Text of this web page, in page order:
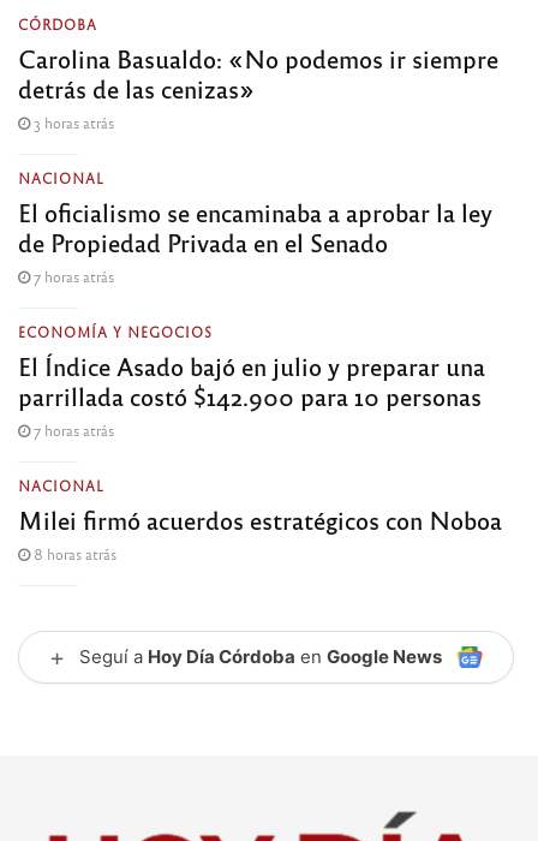
CÓRDOBA
Carolina Basualdo: «No podemos ir siempre
detrás de las cenizas»
3 horas atrás
NACIONAL
El oficialismo se encaminaba a aprobar la ley
de Propiedad Privada en el Senado
7 horas atrás
ECONOMÍA Y NEGOCIOS
El Índice Asado bajó en julio y preparar una
parrillada costó $142.900 para 10 personas
7 horas atrás
NACIONAL
Milei firmó acuerdos estratégicos con Noboa
8 horas atrás
+ Seguí a Hoy Día Córdoba en Google News